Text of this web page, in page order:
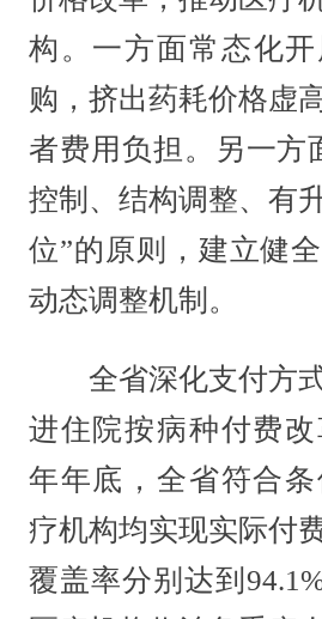
构。一方面常态化
购，挤出药耗价格虚
者费用负担。另一方
控制、结构调整、有
位”的原则，建立健
动态调整机制。
全省深化支付方式
进住院按病种付费改
年年底，全省符合条
疗机构均实现实际付
覆盖率分别达到